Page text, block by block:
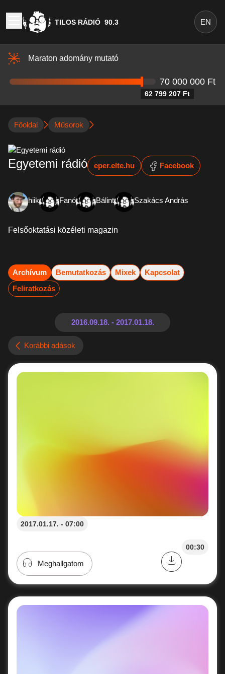
TILOS RÁDIÓ 90.3 EN
Maraton adomány mutató
62 799 207 Ft
70 000 000 Ft
Főoldal Műsorok
Egyetemi rádió eper.elte.hu Facebook
hiik Fanó Bálint Szakács András
Felsőoktatási közéleti magazin
Archívum Bemutatkozás Mixek
Kapcsolat
Feliratkozás
Korábbi adások
2017.01.17. - 07:00
00:30
Meghallgatom